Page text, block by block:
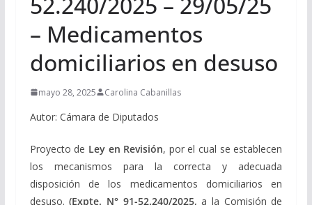
– Medicamentos
domiciliarios en desuso
mayo 28, 2025 Carolina Cabanillas
Autor: Cámara de Diputados
Proyecto de Ley en Revisión, por el cual se establecen
los mecanismos para la correcta y adecuada
disposición de los medicamentos domiciliarios en
desuso.(Expte. N° 91-52.240/2025,a la Comisión de